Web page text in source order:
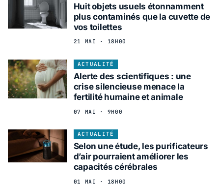
Huit objets usuels étonnamment
plus contaminés que la cuvette de
vos toilettes
21 MAI · 18H00
ACTUALITÉ
Alerte des scientifiques : une
crise silencieuse menace la
fertilité humaine et animale
07 MAI · 9H00
ACTUALITÉ
Selon une étude, les purificateurs
d’air pourraient améliorer les
capacités cérébrales
01 MAI · 18H00